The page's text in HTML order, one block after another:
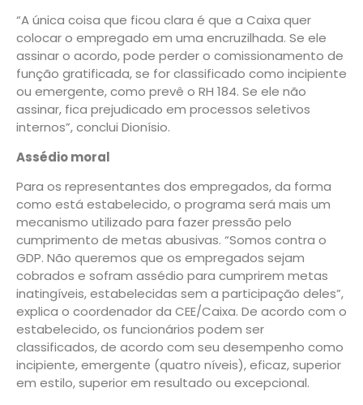
“A única coisa que ficou clara é que a Caixa quer
colocar o empregado em uma encruzilhada. Se ele
assinar o acordo, pode perder o comissionamento de
função gratificada, se for classificado como incipiente
ou emergente, como prevê o RH 184. Se ele não
assinar, fica prejudicado em processos seletivos
internos”, conclui Dionísio.
Assédio moral
Para os representantes dos empregados, da forma
como está estabelecido, o programa será mais um
mecanismo utilizado para fazer pressão pelo
cumprimento de metas abusivas. “Somos contra o
GDP. Não queremos que os empregados sejam
cobrados e sofram assédio para cumprirem metas
inatingíveis, estabelecidas sem a participação deles”,
explica o coordenador da CEE/Caixa. De acordo com o
estabelecido, os funcionários podem ser
classificados, de acordo com seu desempenho como
incipiente, emergente (quatro níveis), eficaz, superior
em estilo, superior em resultado ou excepcional.